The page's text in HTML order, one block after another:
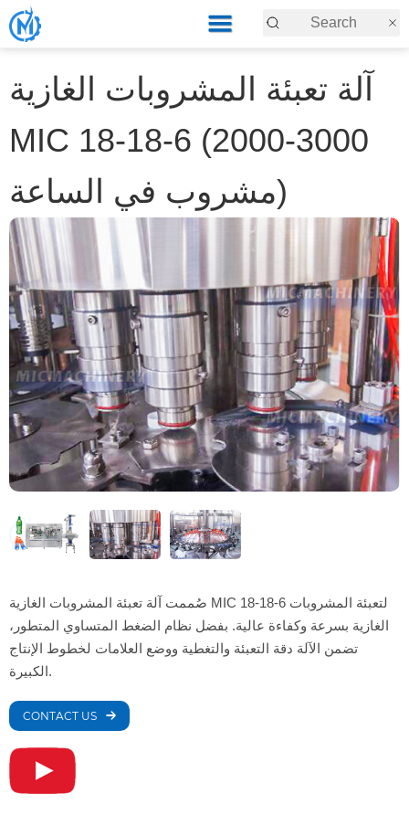
آلة تعبئة المشروبات الغازية
MIC 18-18-6 (2000-3000
مشروب في الساعة)
صُممت آلة تعبئة المشروبات الغازية MIC 18-18-6 لتعبئة المشروبات
الغازية بسرعة وكفاءة عالية. بفضل نظام الضغط المتساوي المتطور،
تضمن الآلة دقة التعبئة والتغطية ووضع العلامات لخطوط الإنتاج
الكبيرة.
CONTACT US